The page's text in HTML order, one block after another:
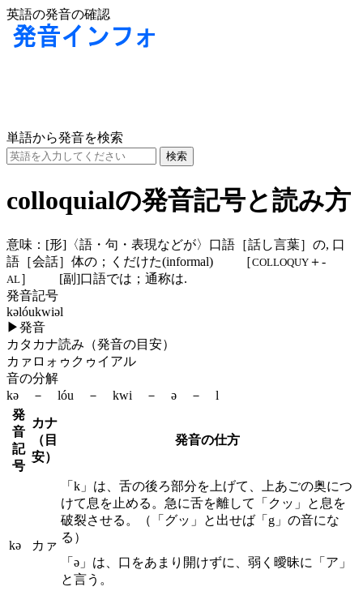
英語の発音の確認
単語から発音を検索
colloquialの発音記号と読み方
意味： [形] 〈語・句・表現などが〉口語［話し言葉］の, 口
語［会話］体の；くだけた(informal) ［COLLOQUY ＋-
AL］ [副]口語では；通称は.
発音記号
kəlóukwiəl
▶発音
カタカナ読み（発音の目安）
カァロォゥクゥイアル
音の分解
kə － lóu － kwi － ə － l
発
音
記
号
カナ
（目
安）
発音の仕方
kə カァ
「k」は、舌の後ろ部分を上げて、上あごの奥につ
けて息を止める。急に舌を離して「クッ」と息を
破裂させる。（「グッ」と出せば「g」の音にな
る）
「ə」は、口をあまり開けずに、弱く曖昧に「ア」
と言う。